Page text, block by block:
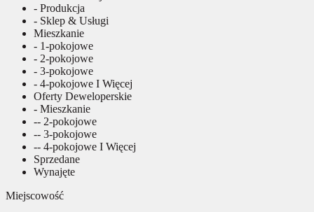
- Produkcja
- Sklep & Usługi
Mieszkanie
- 1-pokojowe
- 2-pokojowe
- 3-pokojowe
- 4-pokojowe I Więcej
Oferty Deweloperskie
- Mieszkanie
-- 2-pokojowe
-- 3-pokojowe
-- 4-pokojowe I Więcej
Sprzedane
Wynajęte
Miejscowość